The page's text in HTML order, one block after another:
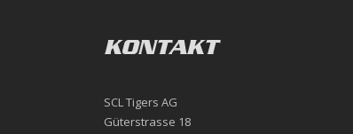
KONTAKT
SCL Tigers AG
Güterstrasse 18